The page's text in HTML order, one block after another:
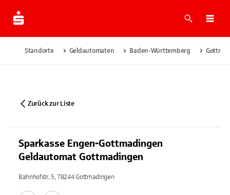
Suche
Standorte Geldautomaten Baden-Württemberg
Zurück zur Liste
Sparkasse Engen-Gottmadingen
Geldautomat Gottmadingen
Bahnhofstr. 5, 78244 Gottmadingen